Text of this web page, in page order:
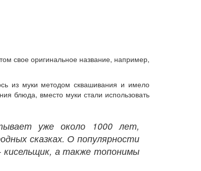
свое оригинальное название, например,
из муки методом сквашивания и имело
блюда, вместо муки стали использовать
уже около 1000 лет,
сказках. О популярности
кисельщик, а также топонимы